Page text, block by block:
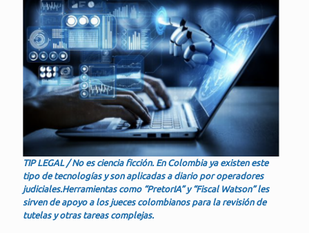
TIP LEGAL / No es ciencia ficción. En Colombia ya existen este
tipo de tecnologías y son aplicadas a diario por operadores
judiciales.Herramientas como “PretorIA” y “Fiscal Watson” les
sirven de apoyo a los jueces colombianos para la revisión de
tutelas y otras tareas complejas.